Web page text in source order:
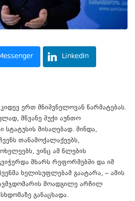
LinkedIn
ერთ მნიშვნელოვან წარმატებას.
მწვანე შუქი აუნთო
მისაღებად. მინდა,
თანამოქალაქეებს,
ვინც ამ წლების
მხარს რეფორმებში და იმ
ხელისუფლებამ გაატარა, – ამის
მოადგილე არჩილ
განაცხადა.